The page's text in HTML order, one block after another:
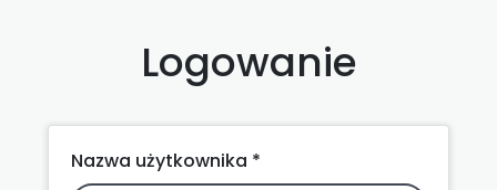
Logowanie
Nazwa użytkownika *